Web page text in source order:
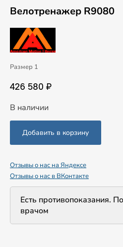
Велотренажер R9080
Размер 1
426 580 ₽
В наличии
Отзывы о нас на Яндексе
Отзывы о нас в ВКонтакте
Есть противопоказания.
врачом